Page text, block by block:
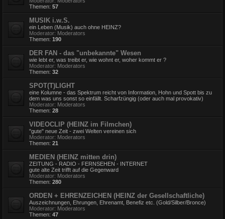
Themen: 57
MUSIK i.w.S.
ein Leben (Musik) auch ohne HEINZ?
Moderator: Moderators
Themen: 190
DER FAN - das "unbekannte" Wesen
wie lebt er, was treibt er, wie wohnt er, woher kommt er ?
Moderator: Moderators
Themen: 32
SPOT(T)LIGHT
eine Kolumne - das Spektrum reicht von Information, Hohn und Spott bis zu
dem was uns sonst so einfällt. Scharfzüngig (oder auch mal provokativ)
Moderator: Moderators
Themen: 28
VIDEOCLIP (HEINZ im Filmchen)
"gute" neue Zeit - zwei Welten vereinen sich
Moderator: Moderators
Themen: 21
MEDIEN (HEINZ mitten drin)
ZEITUNG - RADIO - FERNSEHEN - INTERNET
gute alte Zeit trifft auf die Gegenward
Moderator: Moderators
Themen: 280
ORDEN + EHRENZEICHEN (HEINZ der Gesellschaftliche)
Auszeichnungen, Ehrungen, Ehrenamt, Benefiz etc. (Gold/Silber/Bronce)
Moderator: Moderators
Themen: 47